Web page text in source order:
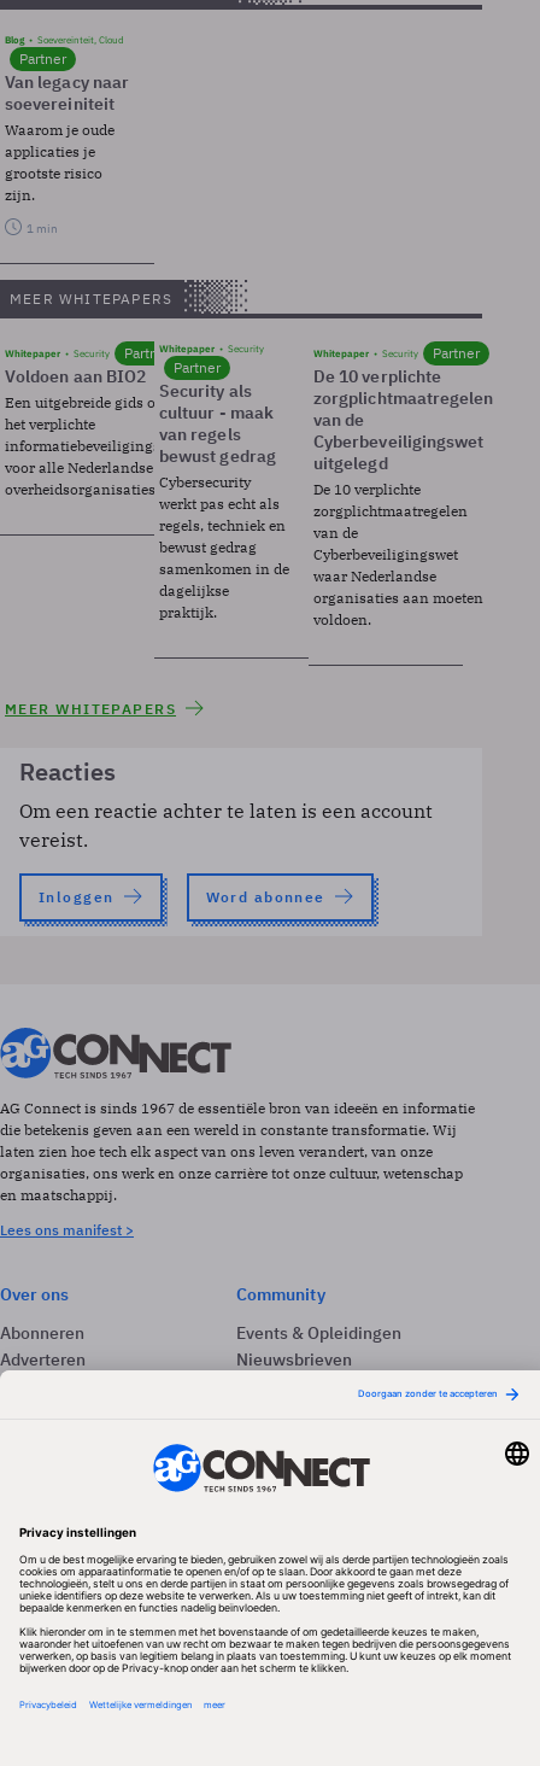
Blog Soevereinteit, Cloud
Partner
Van legacy naar
soevereiniteit
Waarom je oude
applicaties je
grootste risico
zijn.
1 min
MEER WHITEPAPERS
Whitepaper Security Partner
Voldoen aan BIO2
Een uitgebreide gids over BIO2,
het verplichte
informatiebeveiligingsframework
voor alle Nederlandse
overheidsorganisaties.
Whitepaper Security
Partner
Security als
cultuur - maak
van regels
bewust gedrag
Cybersecurity
werkt pas echt als
regels, techniek en
bewust gedrag
samenkomen in de
dagelijkse
praktijk.
Whitepaper Security Partner
De 10 verplichte
zorgplichtmaatregelen
van de
Cyberbeveiligingswet
uitgelegd
De 10 verplichte
zorgplichtmaatregelen
van de
Cyberbeveiligingswet
waar Nederlandse
organisaties aan moeten
voldoen.
MEER WHITEPAPERS
Reacties
Om een reactie achter te laten is een account
vereist.
Inloggen Word abonnee
AG Connect is sinds 1967 de essentiële bron van ideeën en informatie
die betekenis geven aan een wereld in constante transformatie. Wij
laten zien hoe tech elk aspect van ons leven verandert, van onze
organisaties, ons werk en onze carrière tot onze cultuur, wetenschap
en maatschappij.
Lees ons manifest >
Over ons
Abonneren
Adverteren
Community
Events & Opleidingen
Nieuwsbrieven
Redactionele partner